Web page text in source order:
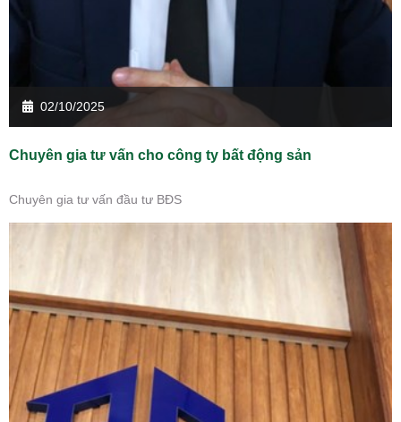
02/10/2025
Chuyên gia tư vấn cho công ty bất động sản
Chuyên gia tư vấn đầu tư BĐS